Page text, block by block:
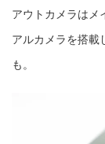
アウトカメラはメ
アルカメラを搭載
も。